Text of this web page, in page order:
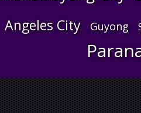
Angeles City Guyong